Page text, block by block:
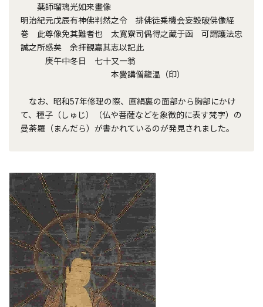
薬師瑠璃光如来畫像
明治紀元戊辰有神佛判然之令 排佛徒乗機会妄毀破佛像経
巻 此尊像免其難者也 太寛寮司偶得之蔵于函 可謂護法忠
誠之所感矣 余拝観嘉其志以記此
庚午中冬日 七十又一翁
本黌講僧龍温（印）
なお、昭和57年修理の際、画絹裏の面部から胸部にかけ
て、種子（しゅじ）（仏や菩薩などを象徴的に表す梵字）の
曼荼羅（まんだら）が書かれているのが発見されました。